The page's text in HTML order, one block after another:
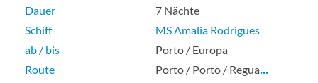
Zweibett Suite mit frz. Balkon-[G]
Dauer
7 Nächte
Schiff
MS Amalia Rodrigues
ab / bis
Porto / Europa
Route
Porto / Porto / Regua…